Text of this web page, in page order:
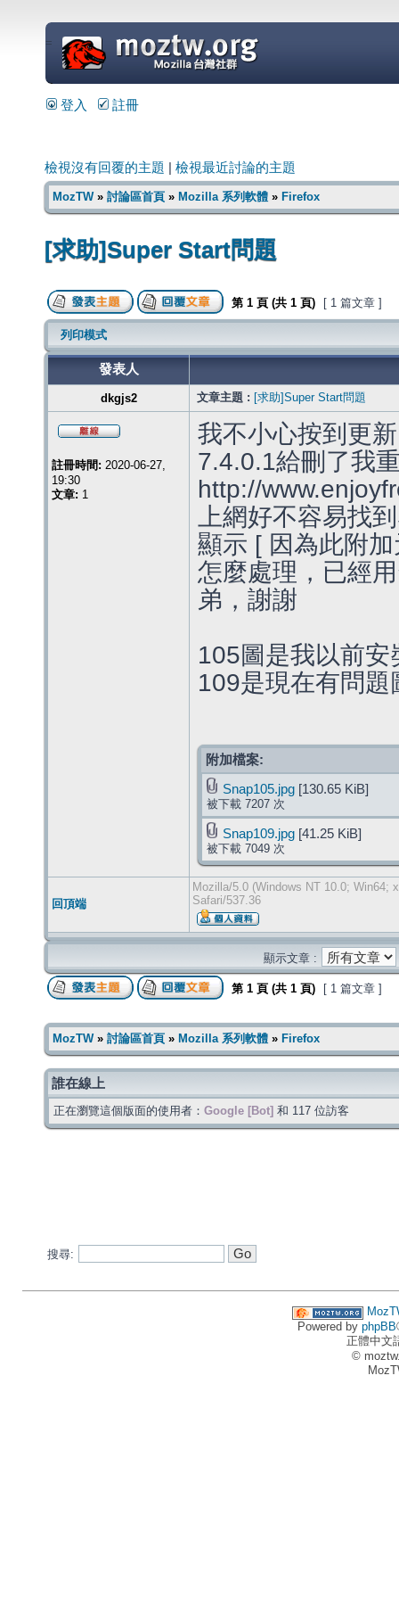
=
登入 註冊
檢視沒有回覆的主題 檢視最近討論的主題
MozTW» 討論區首頁 » Mozilla 系列軟體 » Firefox
[求助]Super Start問題
第 1 頁 (共 1 頁) [ 1 篇文章 ]
列印模式
發表人
dkgjs2 文章主題 : [求助]Super Start問題
註冊時間: 2020-06-27,
19:30
文章: 1
我不小心按到更
7.4.0.1給刪了我
http://
上網好不容易找
顯示 [ 因為此附
怎麼處理，已經
弟，謝謝
105圖是我以前安
109是現在有問題
附加檔案:
Snap105.jpg [130.65 KiB]
被下載 7207 次
Snap109.jpg [41.25 KiB]
被下載 7049 次
回頂端
Mozilla/5.0 (Windows NT 10.0; Win64;
Safari/537.36
顯示文章 :
第 1 頁 (共 1 頁) [ 1 篇文章 ]
MozTW» 討論區首頁 » Mozilla 系列軟體 » Firefox
誰在線上
正在瀏覽這個版面的使用者： Google [Bot] 和 117 位訪客
搜尋:
Powered by phpBB
正體中文
©